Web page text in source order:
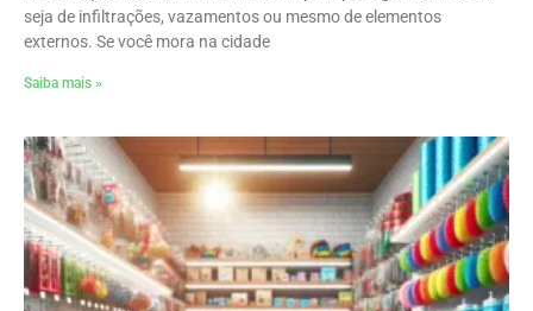
seja de infiltrações, vazamentos ou mesmo de elementos
externos. Se você mora na cidade
Saiba mais »